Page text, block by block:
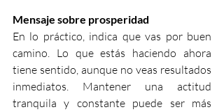
Mensaje sobre prosperidad
En lo práctico, indica que vas por buen
camino. Lo que estás haciendo ahora
tiene sentido, aunque no veas resultados
inmediatos. Mantener una actitud
tranquila y constante puede ser más